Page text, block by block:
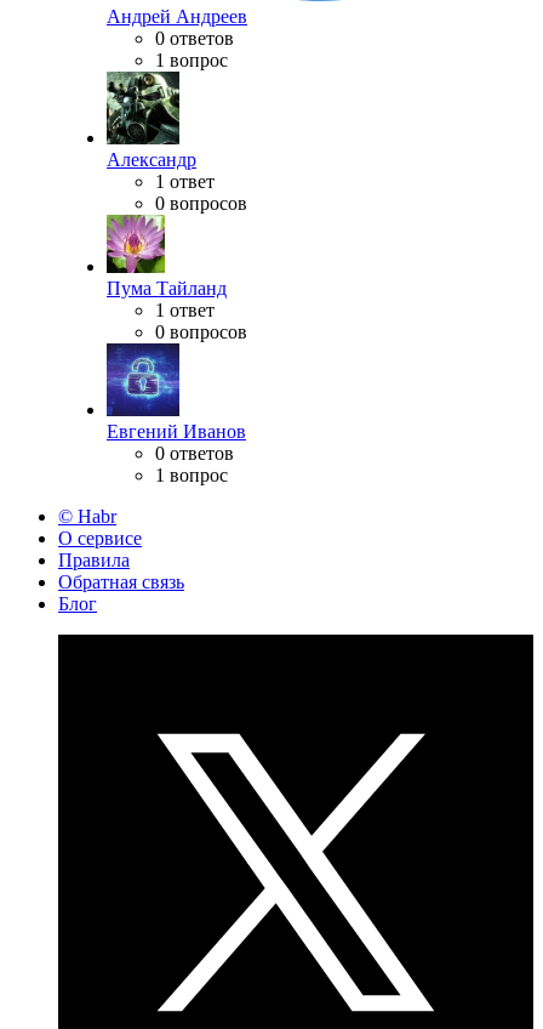
Андрей Андреев
0 ответов
1 вопрос
Александр
1 ответ
0 вопросов
Пума Тайланд
1 ответ
0 вопросов
Евгений Иванов
0 ответов
1 вопрос
© Habr
О сервисе
Правила
Обратная связь
Блог